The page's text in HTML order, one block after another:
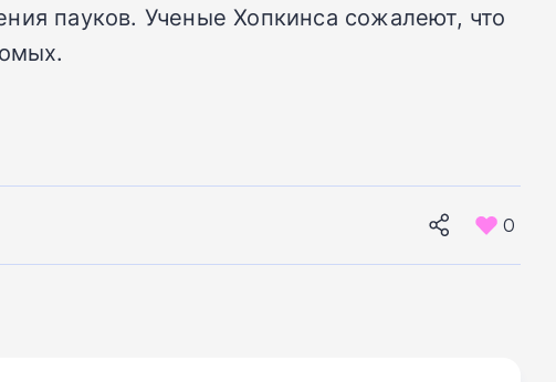
пауков. Ученые Хопкинса сожалеют, что
0